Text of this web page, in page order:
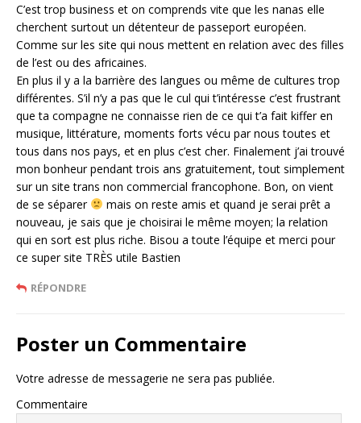
C’est trop business et on comprends vite que les nanas elle
cherchent surtout un détenteur de passeport européen.
Comme sur les site qui nous mettent en relation avec des filles
de l’est ou des africaines.
En plus il y a la barrière des langues ou même de cultures trop
différentes. S’il n’y a pas que le cul qui t’intéresse c’est frustrant
que ta compagne ne connaisse rien de ce qui t’a fait kiffer en
musique, littérature, moments forts vécu par nous toutes et
tous dans nos pays, et en plus c’est cher. Finalement j’ai trouvé
mon bonheur pendant trois ans gratuitement, tout simplement
sur un site trans non commercial francophone. Bon, on vient
de se séparer
mais on reste amis et quand je serai prêt a
nouveau, je sais que je choisirai le même moyen; la relation
qui en sort est plus riche. Bisou a toute l’équipe et merci pour
ce super site TRÈS utile Bastien
RÉPONDRE
Poster un Commentaire
Votre adresse de messagerie ne sera pas publiée.
Commentaire